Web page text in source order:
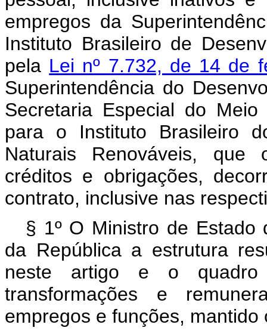
empregos da
Instituto Brasileiro de
pela Lei nº 7.732, de 14 de
Superintendência do
Secretaria Especial do
para o Instituto Brasileiro
Naturais Renováveis,
créditos e obrigações,
contrato, inclusive nas
§ 1º O Ministro de Estado
da República a estrutura
neste artigo e o
transformações e
empregos e funções,